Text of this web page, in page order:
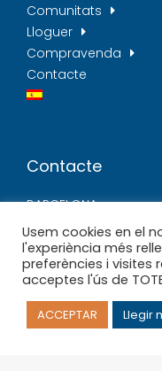
Comunitats
Lloguer
Compravenda
Contacte
Contacte
BARCELONA
C/ de Mallorca,
934 15 06 15
Plaça d'Aragó, 10,
Usem cookies en el
l'experiència més
preferències i visites
acceptes l'ús de
ACCEPTAR Llegir